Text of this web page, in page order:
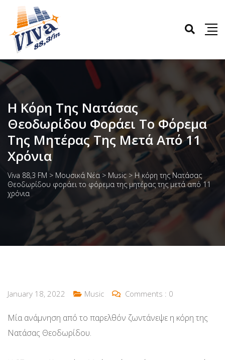
Η Κόρη Της Νατάσας
Θεοδωρίδου Φοράει Το Φόρεμα
Της Μητέρας Της Μετά Από 11
Χρόνια
Viva 88,3 FM > Μουσικά Νέα > Music > Η κόρη της Νατάσας
Θεοδωρίδου φοράει το φόρεμα της μητέρας της μετά από 11
χρόνια
January 18, 2022 Music Comments : 0
Μία ανάμνηση από το παρελθόν ζωντάνεψε η κόρη της
Νατάσας Θεοδωρίδου.